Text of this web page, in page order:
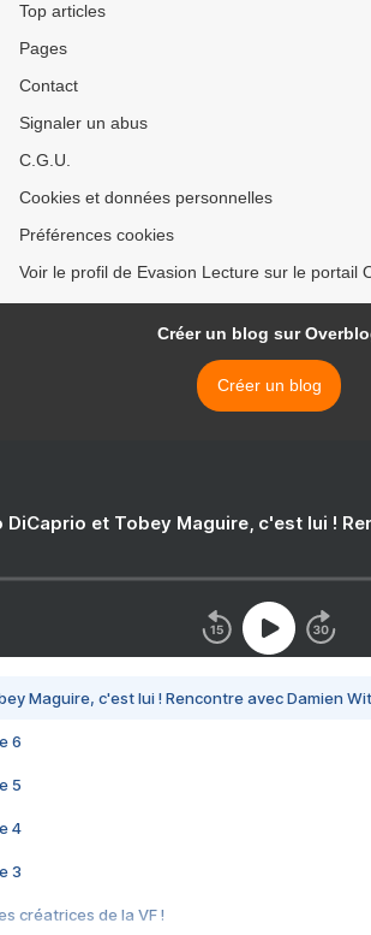
Top articles
Pages
Contact
Signaler un abus
C.G.U.
Cookies et données personnelles
Préférences cookies
Voir le profil de Evasion Lecture sur le portail
Créer un blog sur
Créer un blog
DiCaprio et Tobey Maguire, c'est lui !
Maguire, c'est lui ! Rencontre avec Damien
6
5
4
3
créatrices de la VF !